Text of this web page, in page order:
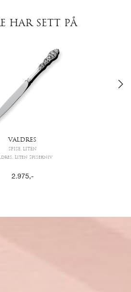
HAR SETT PÅ
VALDRES
SPISE, LITEN
Liten Spisekniv
2.975,-